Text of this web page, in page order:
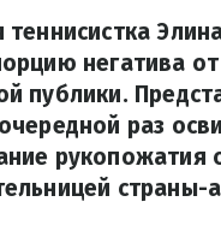
теннисистка
негатива от
публики.
раз
рукопожатия
страны-